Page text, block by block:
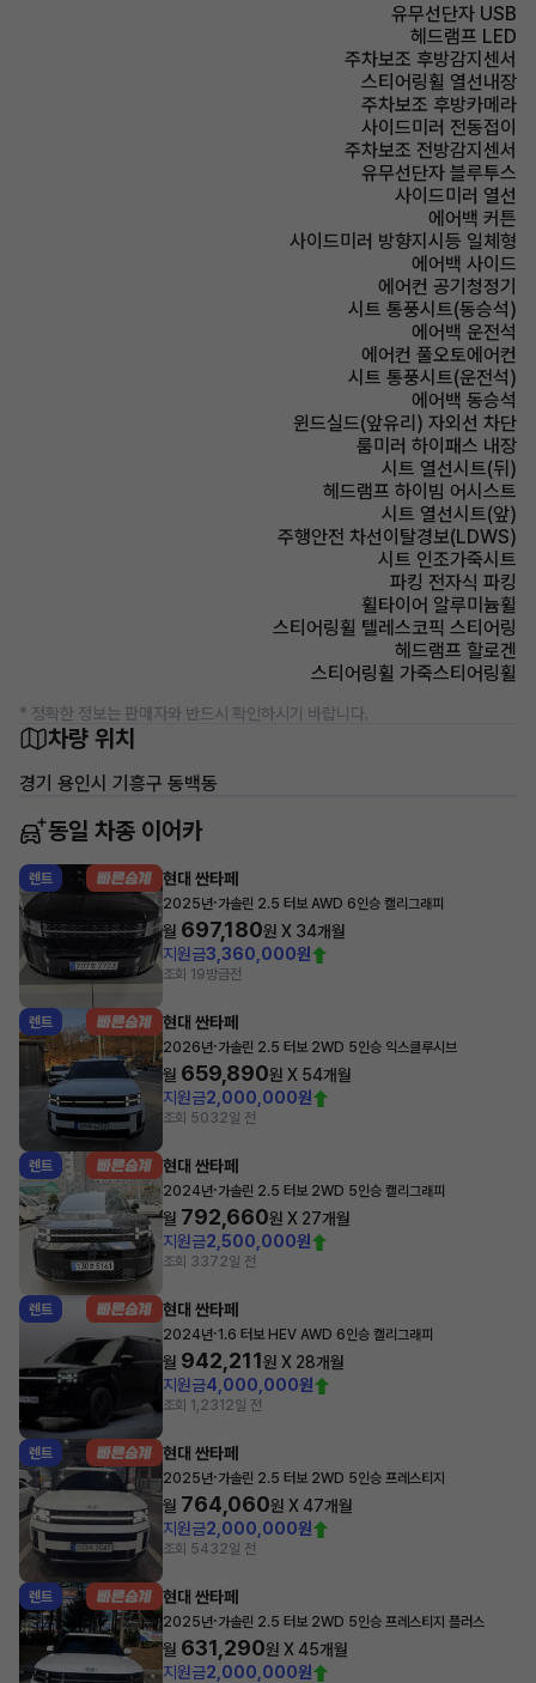
유무선단자 USB
헤드램프 LED
주차보조 후방감지센서
스티어링휠 열선내장
주차보조 후방카메라
사이드미러 전동접이
주차보조 전방감지센서
유무선단자 블루투스
사이드미러 열선
에어백 커튼
사이드미러 방향지시등 일체형
에어백 사이드
에어컨 공기청정기
시트 통풍시트(동승석)
에어백 운전석
에어컨 풀오토에어컨
시트 통풍시트(운전석)
에어백 동승석
윈드실드(앞유리) 자외선 차단
룸미러 하이패스 내장
시트 열선시트(뒤)
헤드램프 하이빔 어시스트
시트 열선시트(앞)
주행안전 차선이탈경보(LDWS)
시트 인조가죽시트
파킹 전자식 파킹
휠타이어 알루미늄휠
스티어링휠 텔레스코픽 스티어링
헤드램프 할로겐
스티어링휠 가죽스티어링휠
* 정확한 정보는 판매자와 반드시 확인하시기 바랍니다.
차량 위치
경기 용인시 기흥구 동백동
동일 차종 이어카
렌트 현대 싼타페
2025년·가솔린 2.5 터보 AWD 6인승 캘리그래피
월 697,180원 X 34개월
지원금3,360,000원
조회 19방금전
렌트 현대 싼타페
2026년·가솔린 2.5 터보 2WD 5인승 익스클루시브
월 659,890원 X 54개월
지원금2,000,000원
조회 5032일 전
렌트 현대 싼타페
2024년·가솔린 2.5 터보 2WD 5인승 캘리그래피
월 792,660원 X 27개월
지원금2,500,000원
조회 3372일 전
렌트 현대 싼타페
2024년·1.6 터보 HEV AWD 6인승 캘리그래피
월 942,211원 X 28개월
지원금4,000,000원
조회 1,231 2일 전
렌트 현대 싼타페
2025년·가솔린 2.5 터보 2WD 5인승 프레스티지
월 764,060원 X47개월
지원금2,000,000원
조회 5432일 전
렌트 현대 싼타페
2025년·가솔린 2.5 터보 2WD 5인승 프레스티지 플러스
월 631,290원 X45개월
지원금2,000,000원